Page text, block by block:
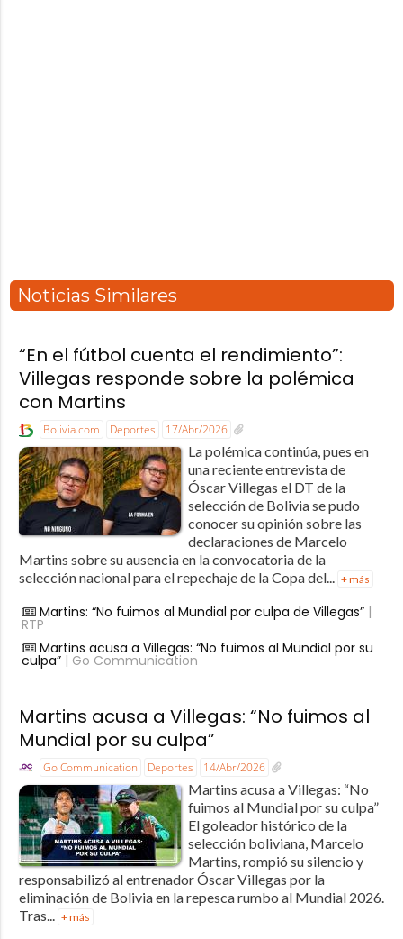
Noticias Similares
“En el fútbol cuenta el rendimiento”:
Villegas responde sobre la polémica
con Martins
Bolivia.com Deportes 17/Abr/2026
La polémica continúa, pues en
una reciente entrevista de
Óscar Villegas el DT de la
selección de Bolivia se pudo
conocer su opinión sobre las
declaraciones de Marcelo
Martins sobre su ausencia en la convocatoria de la
selección nacional para el repechaje de la Copa del... + más
Martins: “No fuimos al Mundial por culpa de Villegas”|
RTP
Martins acusa a Villegas: “No fuimos al Mundial por su
culpa”| Go Communication
Martins acusa a Villegas: “No fuimos al
Mundial por su culpa”
Go Communication Deportes 14/Abr/2026
Martins acusa a Villegas: “No
fuimos al Mundial por su culpa”
El goleador histórico de la
selección boliviana, Marcelo
Martins, rompió su silencio y
responsabilizó al entrenador Óscar Villegas por la
eliminación de Bolivia en la repesca rumbo al Mundial 2026.
Tras...
+ más